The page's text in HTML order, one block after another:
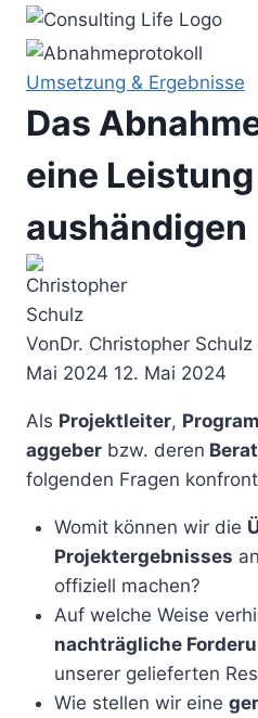
Zum
Inhalt
springen
Umsetzung & Ergebnisse
Das
eine
aushändigen
VonDr. Christopher Schulz
Mai 2024 12. Mai 2024
Als Projektleiter,
aggeber bzw. deren
folgenden Fragen
Womit können wir die
Projektergebnisses
offiziell machen?
Auf welche Weise
nachträgliche
unserer gelieferten
Wie stellen wir eine